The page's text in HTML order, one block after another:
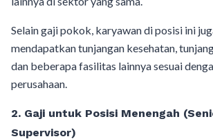
Selain gaji pokok, karyawan di posisi ini
mendapatkan tunjangan kesehatan,
dan beberapa fasilitas lainnya sesuai
perusahaan.
2. Gaji untuk Posisi Menengah
Supervisor)